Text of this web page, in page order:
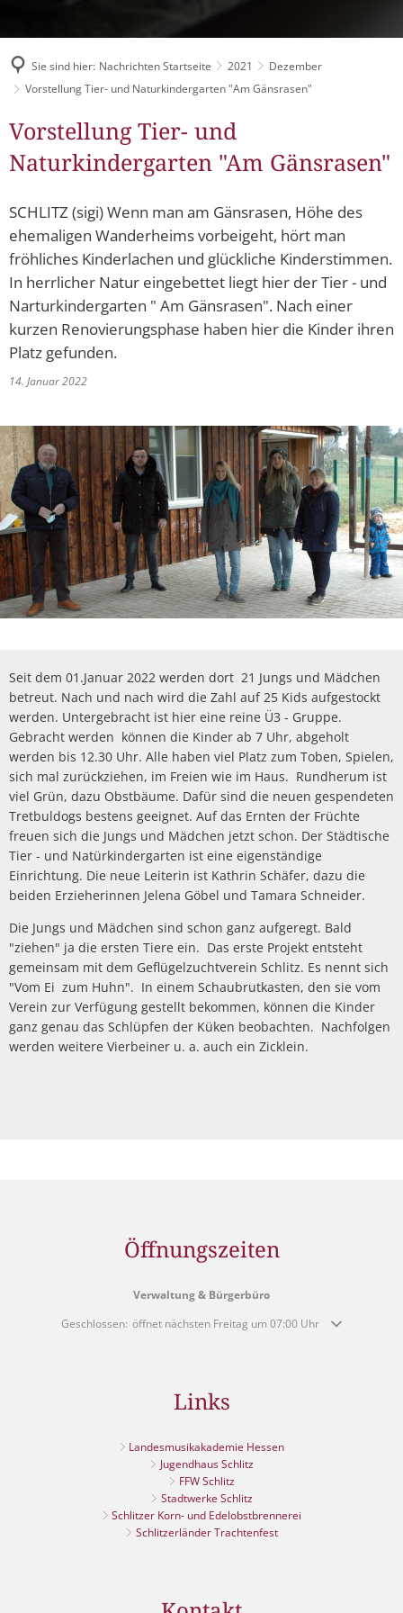
Konzertsaal LMAH
Schlitzer Geschichten
Sie sind hier: Nachrichten Startseite 2021
Dezember
Vorstellung Tier- und Naturkindergarten "Am Gänsrasen"
Vorstellung Tier- und
Naturkindergarten "Am Gänsrasen"
SCHLITZ (sigi) Wenn man am Gänsrasen, Höhe des
ehemaligen Wanderheims vorbeigeht, hört man
fröhliches Kinderlachen und glückliche Kinderstimmen.
In herrlicher Natur eingebettet liegt hier der Tier - und
Narturkindergarten " Am Gänsrasen". Nach einer
kurzen Renovierungsphase haben hier die Kinder ihren
Platz gefunden.
14. Januar 2022
Seit dem 01.Januar 2022 werden dort 21 Jungs und Mädchen
betreut. Nach und nach wird die Zahl auf 25 Kids aufgestockt
werden. Untergebracht ist hier eine reine Ü3 - Gruppe.
Gebracht werden können die Kinder ab 7 Uhr, abgeholt
werden bis 12.30 Uhr. Alle haben viel Platz zum Toben, Spielen,
sich mal zurückziehen, im Freien wie im Haus. Rundherum ist
viel Grün, dazu Obstbäume. Dafür sind die neuen gespendeten
Tretbuldogs bestens geeignet. Auf das Ernten der Früchte
freuen sich die Jungs und Mädchen jetzt schon. Der Städtische
Tier - und Natürkindergarten ist eine eigenständige
Einrichtung. Die neue Leiterin ist Kathrin Schäfer, dazu die
beiden Erzieherinnen Jelena Göbel und Tamara Schneider.
Die Jungs und Mädchen sind schon ganz aufgeregt. Bald
"ziehen" ja die ersten Tiere ein. Das erste Projekt entsteht
gemeinsam mit dem Geflügelzuchtverein Schlitz. Es nennt sich
"Vom Ei zum Huhn". In einem Schaubrutkasten, den sie vom
Verein zur Verfügung gestellt bekommen, können die Kinder
ganz genau das Schlüpfen der Küken beobachten. Nachfolgen
werden weitere Vierbeiner u. a. auch ein Zicklein.
Öffnungszeiten
Verwaltung & Bürgerbüro
Klicken, um weitere Öffnungs- oder Schließzeiten auszublenden
Geschlossen: öffnet nächsten Freitag um 07:00 Uhr
Links
Landesmusikakademie Hessen
Jugendhaus Schlitz
FFW Schlitz
Stadtwerke Schlitz
Schlitzer Korn- und Edelobstbrennerei
Schlitzerländer Trachtenfest